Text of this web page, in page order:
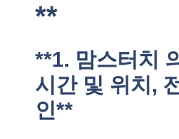
**
**1. 맘스터치
시간 및 위치,
인**